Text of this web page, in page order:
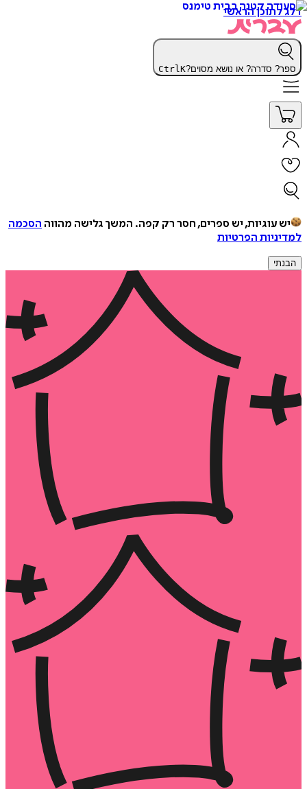
דלג לתוכן הראשי
ספר? סדרה? או נושא מסוים? CtrlK
יש עוגיות, יש ספרים, חסר רק קפה. המשך גלישה מהווה הסכמה
למדיניות הפרטיות
הבנתי